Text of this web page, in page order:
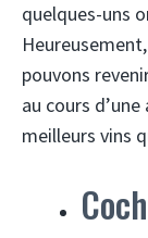
quelques-uns
pouvons
au cours
meilleurs vins